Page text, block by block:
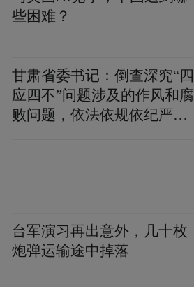
些困难？
甘肃省委书记：倒查深究“四
应四不”问题涉及的作风和腐
败问题，依法依规依纪严肃
台军演习再出意外，几十枚
炮弹运输途中掉落